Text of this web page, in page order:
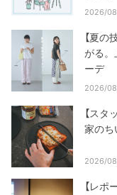
2026/
【夏
がる。
ーデ
2026/
【ス
家のち
2026/
【レ